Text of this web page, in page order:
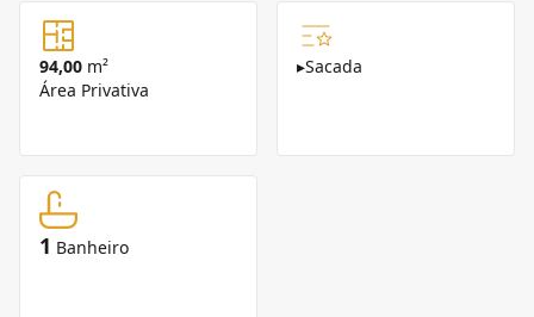
94,00 m²
Área Privativa
▸Sacada
1 Banheiro